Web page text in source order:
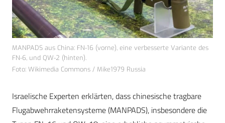
MANPADS aus China: FN-16 (vorne), eine verbesserte Variante des
FN-6, und QW-2 (hinten).
Foto: Wikimedia Commons / Mike1979 Russia
Israelische Experten erklärten, dass chinesische tragbare
Flugabwehrraketensysteme (MANPADS), insbesondere die